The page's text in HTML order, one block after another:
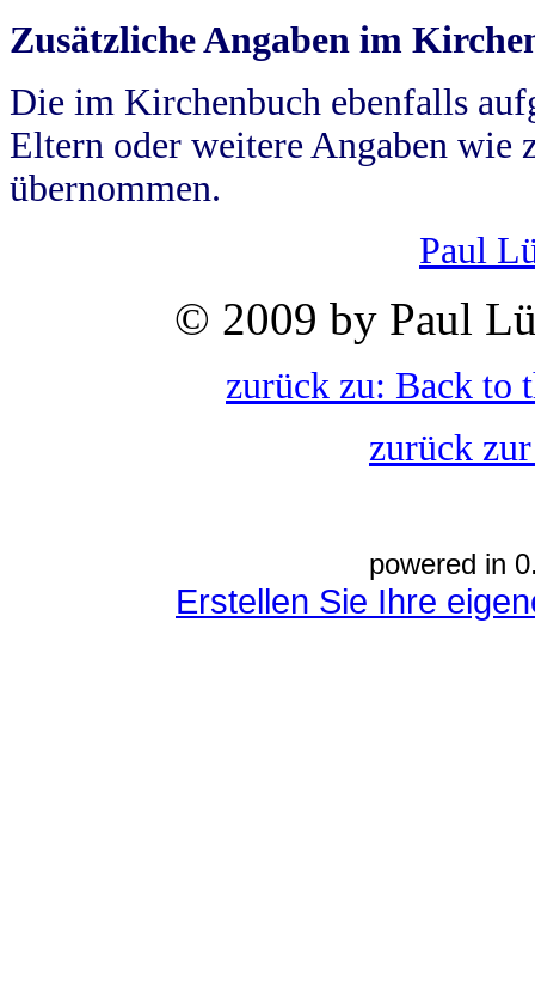
Zusätzliche Angaben im
Die im Kirchenbuch ebenfalls
Eltern oder weitere Angaben wie
übernommen.
Paul
© 2009 by Paul
zurück zu: Back to
zurück
powered in
Erstellen Sie Ihre